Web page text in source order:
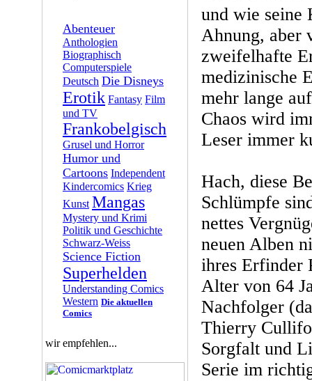
Abenteuer
Anthologien
Biographisch
Computerspiele
Deutsch Die Disneys
Erotik Fantasy Film
und TV
Frankobelgisch
Grusel und Horror
Humor und
Cartoons Independent
Kindercomics Krieg
Kunst Mangas
Mystery und Krimi
Politik und Geschichte
Schwarz-Weiss
Science Fiction
Superhelden
Understanding Comics
Western Die aktuellen
Comics
wir empfehlen...
und wie seine
Ahnung, aber
zweifelhafte
medizinische
mehr lange
Chaos wird
Leser immer
Hach, diese
Schlümpfe
nettes
neuen Alben
ihres Erfinder
Alter von 64
Nachfolger
Thierry
Sorgfalt und
Serie im